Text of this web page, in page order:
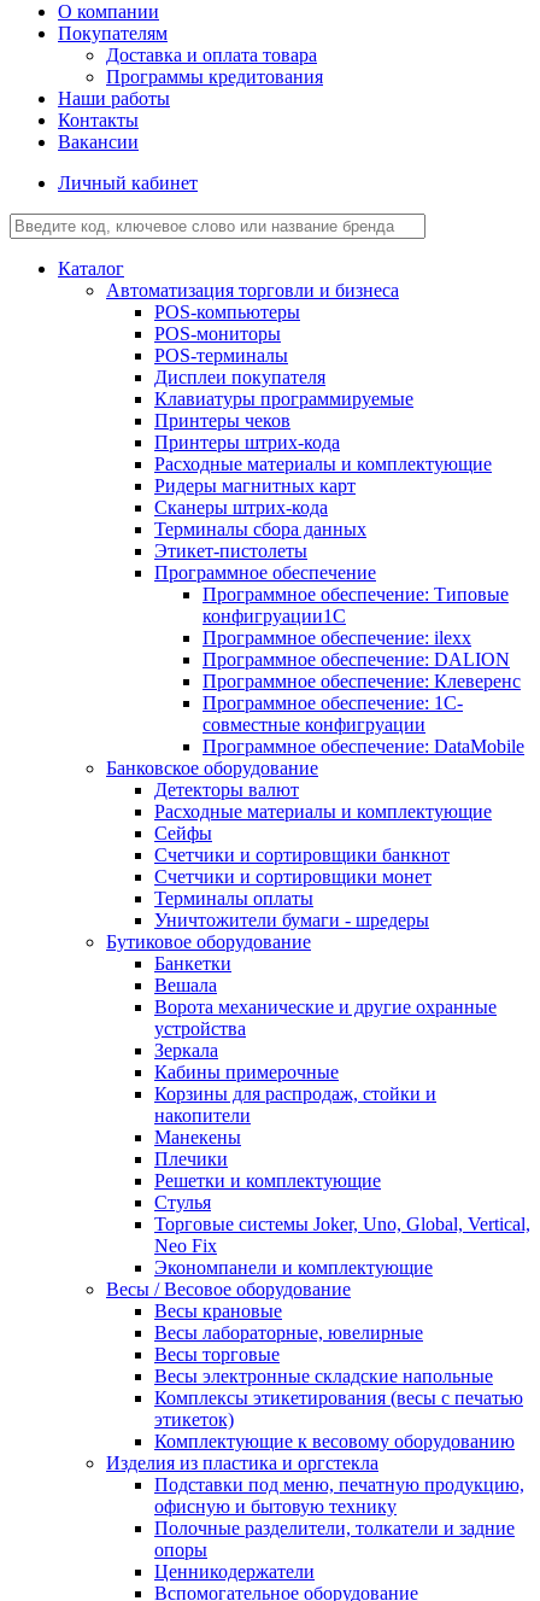
О компании
Покупателям
Доставка и оплата товара
Программы кредитования
Наши работы
Контакты
Вакансии
Личный кабинет
Каталог
Автоматизация торговли и бизнеса
POS-компьютеры
POS-мониторы
POS-терминалы
Дисплеи покупателя
Клавиатуры программируемые
Принтеры чеков
Принтеры штрих-кода
Расходные материалы и комплектующие
Ридеры магнитных карт
Сканеры штрих-кода
Терминалы сбора данных
Этикет-пистолеты
Программное обеспечение
Программное обеспечение: Типовые
конфигруации1С
Программное обеспечение: ilexx
Программное обеспечение: DALION
Программное обеспечение: Клеверенс
Программное обеспечение: 1С-
совместные конфигруации
Программное обеспечение: DataMobile
Банковское оборудование
Детекторы валют
Расходные материалы и комплектующие
Сейфы
Счетчики и сортировщики банкнот
Счетчики и сортировщики монет
Терминалы оплаты
Уничтожители бумаги - шредеры
Бутиковое оборудование
Банкетки
Вешала
Ворота механические и другие охранные
устройства
Зеркала
Кабины примерочные
Корзины для распродаж, стойки и
накопители
Манекены
Плечики
Решетки и комплектующие
Стулья
Торговые системы Joker, Uno, Global, Vertical,
Neo Fix
Экономпанели и комплектующие
Весы / Весовое оборудование
Весы крановые
Весы лабораторные, ювелирные
Весы торговые
Весы электронные складские напольные
Комплексы этикетирования (весы с печатью
этикеток)
Комплектующие к весовому оборудованию
Изделия из пластика и оргстекла
Подставки под меню, печатную продукцию,
офисную и бытовую технику
Полочные разделители, толкатели и задние
опоры
Ценникодержатели
Вспомогательное оборудование